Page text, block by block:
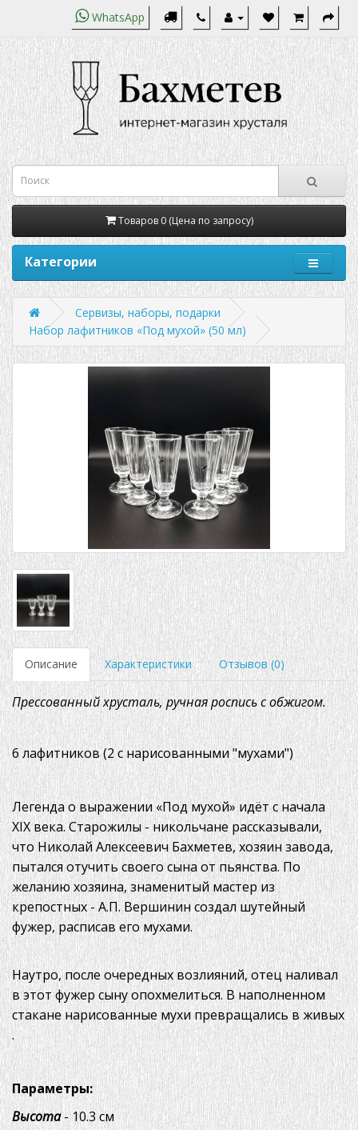
WhatsApp
Товаров 0 (Цена по запросу)
Категории
Сервизы, наборы, подарки
Набор лафитников «Под мухой» (50 мл)
Описание Характеристики Отзывов (0)
Прессованный хрусталь, ручная роспись с обжигом.
6 лафитников (2 с нарисованными "мухами")
Легенда о выражении «Под мухой» идёт с начала
XIX века. Старожилы - никольчане рассказывали,
что Николай Алексеевич Бахметев, хозяин завода,
пытался отучить своего сына от пьянства. По
желанию хозяина, знаменитый мастер из
крепостных - А.П. Вершинин создал шутейный
фужер, расписав его мухами.
Наутро, после очередных возлияний, отец наливал
в этот фужер сыну опохмелиться. В наполненном
стакане нарисованные мухи превращались в живых
.
Параметры:
Высота- 10.3 см